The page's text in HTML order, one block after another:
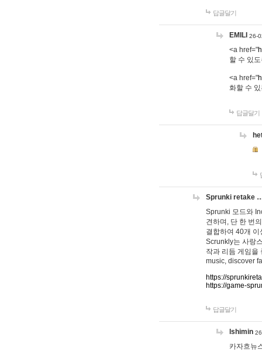
답글달기
EMILI 26-
<a href="
할 수 있
<a href="
화할 수
답글달기
Sprunki retake
Sprunki 모드와
견하며, 단 한 번
결합하여 40개
Scrunkly는 사랑
작과 리듬 게임을
music, discover
https://
https://game-
답글달기
lshimin
카자흐뉴